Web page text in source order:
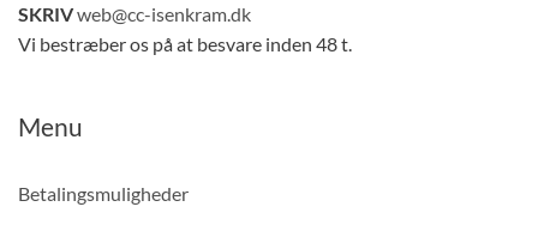
SKRIVweb@cc-isenkram.dk
Vi bestræber os på at besvare inden 48 t.
Menu
Betalingsmuligheder